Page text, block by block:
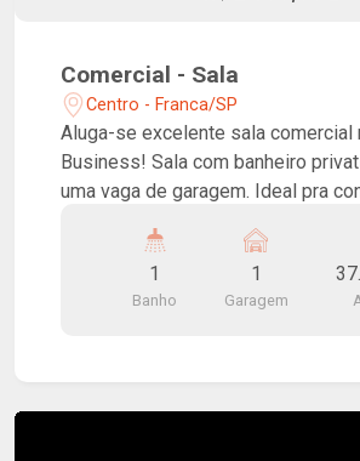
Comercial - Sala
Centro - Franca/SP
Aluga-se excelente sala comercial
Business! Sala com banheiro privativo, copa e
uma vaga de garagem. Ideal pra
para até 70 pessoas, 03 salas de
comum, elevadores inteligentes
velocidade, pontos de
1
Banho
1
Garagem